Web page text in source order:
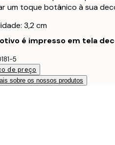
um toque botânico à sua
3,2 cm
é impresso em tela
5
de preço
sobre os nossos produtos